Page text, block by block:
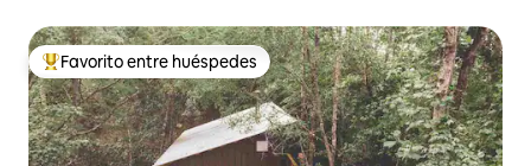
Favorito entre huéspedes preferido
Favorito entre huéspedes